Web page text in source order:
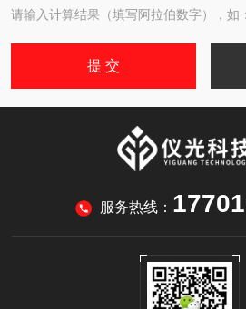
请输入计算结果（填写阿拉伯数字），如
服务热线：